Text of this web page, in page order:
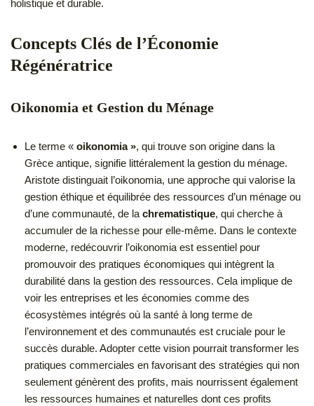
holistique et durable.
Concepts Clés de l’Économie
Régénératrice
Oikonomia et Gestion du Ménage
Le terme « oikonomia », qui trouve son origine dans la
Grèce antique, signifie littéralement la gestion du ménage.
Aristote distinguait l’oikonomia, une approche qui valorise la
gestion éthique et équilibrée des ressources d’un ménage ou
d’une communauté, de lachrematistique, qui cherche à
accumuler de la richesse pour elle-même. Dans le contexte
moderne, redécouvrir l’oikonomia est essentiel pour
promouvoir des pratiques économiques qui intègrent la
durabilité dans la gestion des ressources. Cela implique de
voir les entreprises et les économies comme des
écosystèmes intégrés où la santé à long terme de
l’environnement et des communautés est cruciale pour le
succès durable. Adopter cette vision pourrait transformer les
pratiques commerciales en favorisant des stratégies qui non
seulement génèrent des profits, mais nourrissent également
les ressources humaines et naturelles dont ces profits